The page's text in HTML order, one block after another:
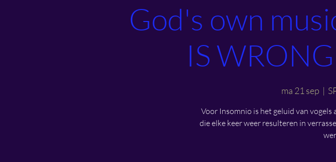
God's own
IS
ma 21 sep
  |
Voor Insomnio is het geluid van
die elke keer weer resulteren in